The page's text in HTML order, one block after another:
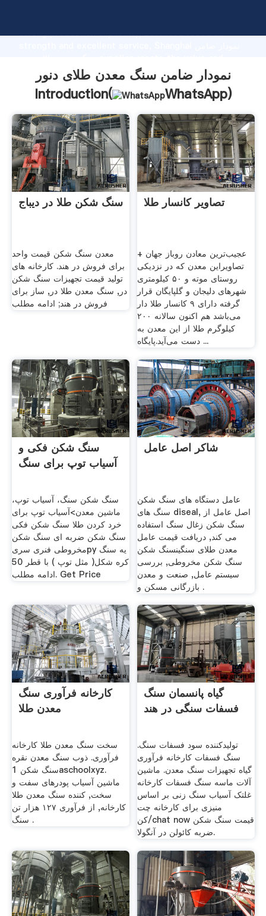
strong production capability, advanced research
bring values to all of customers.
نمودار ضامن سنگ معدن طلای دنور
Introduction(
WhatsApp)
سنگ شکن طلا در دیباج
معدن سنگ شکن قیمت واحد
برای فروش در هند. کارخانه های
تولید قیمت تجهیزات سنگ شکن
در, سنگ معدن طلا در, ساز برای
فروش در هند; ادامه مطلب
تصاویر کانسار طلا
عجیب‌ترین معادن روباز جهان +
تصاویراین معدن که در نزدیکی
روستای موته و ۵۰ کیلومتری
شهرهای دلیجان و گلپایگان قرار
گرفته دارای ۹ کانسار طلا دار
می‌باشد هم اکنون سالانه ۲۰۰
کیلوگرم طلا از این معدن به
دست می‌آید.پايگاه ...
سنگ شکن فکی و
آسیاب توپ برای سنگ
سنگ شکن سنگ، آسیاب توپ،
ماشین معدن>آسیاب توپ برای
خرد کردن طلا سنگ شکن فکی
سنگ شکن ضربه ای سنگ شکن
مخروطی فنری سریpy یه سنگ
کره شکل( مثل توپ ) با قطر 50
ادامه مطلب. Get Price
شاکر اصل عامل
عامل دستگاه های سنگ شکن
سنگ های diseal, اصل عامل از
سنگ شکن زغال سنگ استفاده
می کند, دریافت قیمت عامل
معدن طلای سنگینسنگ شکن
سنگ شکن مخروطی, بررسی
سیستم عامل, صنعت و معدن
بازرگانی مسکن و .
کارخانه فرآوری سنگ
معدن طلا
سخت سنگ معدن طلا کارخانه
فرآوری. ذوب سنگ معدن نقره
سنگ شکن 1aschoolxyz.
ماشین آسیاب پودرهای سفت و
سخت, کننده سنگ معدن طلا
کارخانه, از فرآوری ۱۲۷ هزار تن
سنگ .
گیاه پانسمان سنگ
فسفات سنگی در هند
تولیدکننده سود فسفات سنگ.
سنگ فسفات کارخانه فرآوری
گیاه تجهیزات سنگ معدن. ماشین
آلات ماسه سنگ فسفات کارخانه
غلتک آسیاب سنگ زنی بر اساس
منیزی برای کارخانه چت
کن/chat now قیمت سنگ شکن
ضربه کائولن در آنگولا.